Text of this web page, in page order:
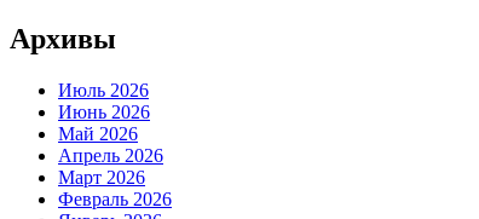
Архивы
Июль 2026
Июнь 2026
Май 2026
Апрель 2026
Март 2026
Февраль 2026